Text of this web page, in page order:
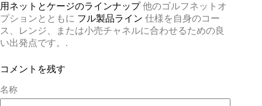
用ネットとケージのラインナップ他のゴルフネットオ
プションとともに フル製品ライン 仕様を自身のコー
ス、レンジ、または小売チャネルに合わせるための良
い出発点です。.
コメントを残す
名称